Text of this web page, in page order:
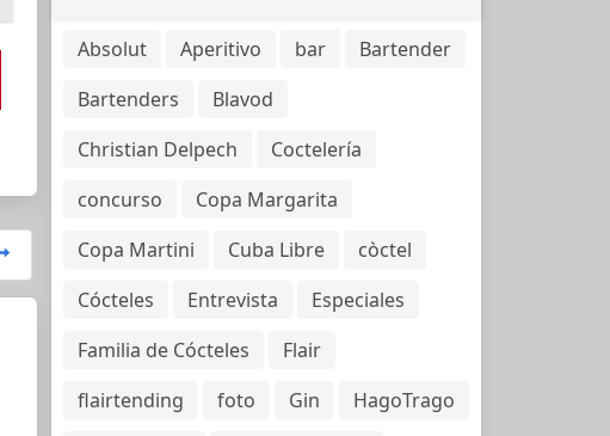
Absolut Aperitivo bar
Bartender
Bartenders
Blavod
Christian Delpech
Coctelería
concurso
Copa Margarita
Copa Martini
Cuba Libre
còctel
Cócteles
Entrevista
Especiales
Familia de Cócteles
Flair
flairtending
foto Gin
HagoTrago